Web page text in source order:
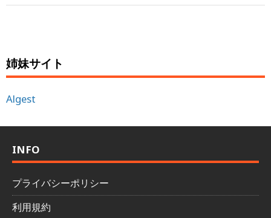
姉妹サイト
Algest
INFO
プライバシーポリシー
利用規約